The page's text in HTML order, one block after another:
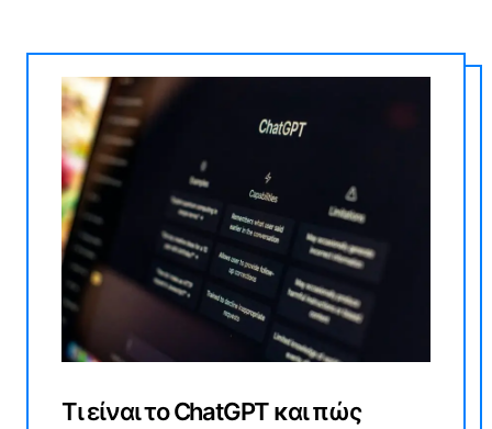
Τι είναι το ChatGPT και πώς